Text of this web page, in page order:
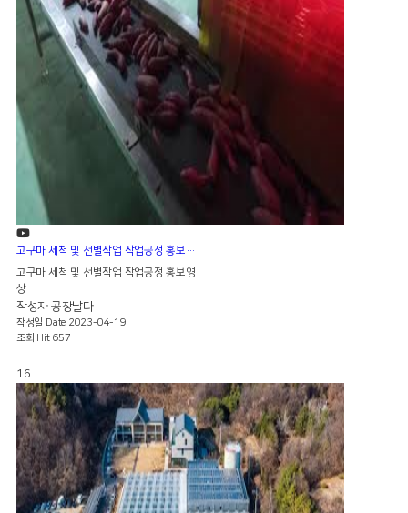
고구마 세척 및 선별작업 작업공정 홍보영상
고구마 세척 및 선별작업 작업공정 홍보영
상
작성자 공장날다
작성일 Date 2023-04-19
조회 Hit 657
16